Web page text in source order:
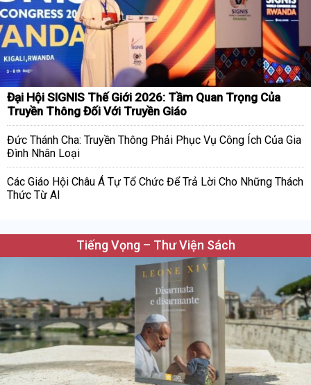
Đại Hội SIGNIS Thế Giới 2026: Tầm Quan Trọng Của
Truyền Thông Đối Với Truyền Giáo
Đức Thánh Cha: Truyền Thông Phải Phục Vụ Công Ích Của Gia
Đình Nhân Loại
Các Giáo Hội Châu Á Tự Tổ Chức Để Trả Lời Cho Những Thách
Thức Từ AI
Tiếng Vọng – Thư Viện Sách